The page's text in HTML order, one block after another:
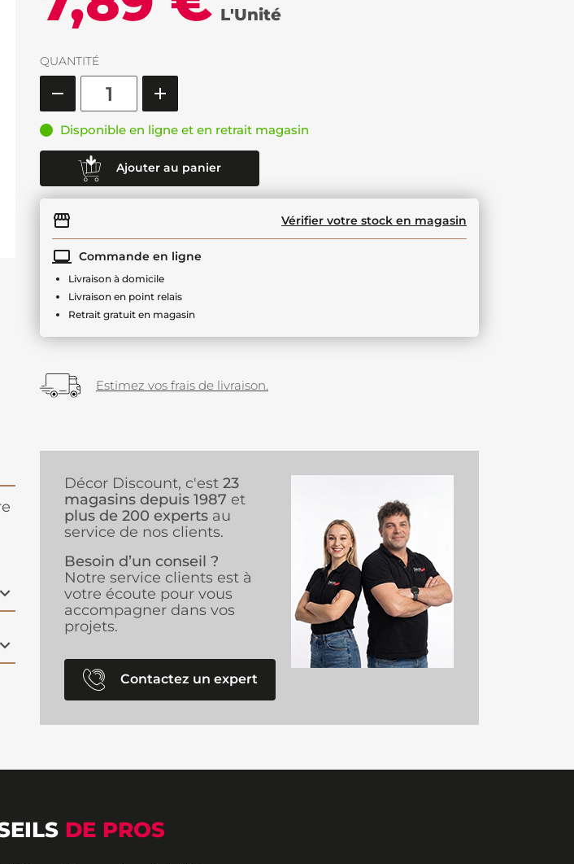
L'Unité
QUANTITÉ
Disponible en ligne et en retrait magasin
Ajouter au panier
Vérifier votre stock en magasin
Commande en ligne
Livraison à domicile
Livraison en point relais
Retrait gratuit en magasin
Estimez vos frais de livraison.
Décor Discount, c'est 23
magasins depuis 1987 et
plus de 200 experts au
service de nos clients.
Besoin d’un conseil ?
Notre service clients est à
votre écoute pour vous
accompagner dans vos
projets.
Contactez un expert
DE PROS